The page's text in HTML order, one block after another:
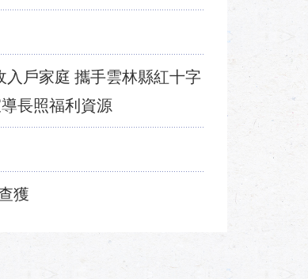
入戶家庭 攜手雲林縣紅十字
長照福利資源
獲